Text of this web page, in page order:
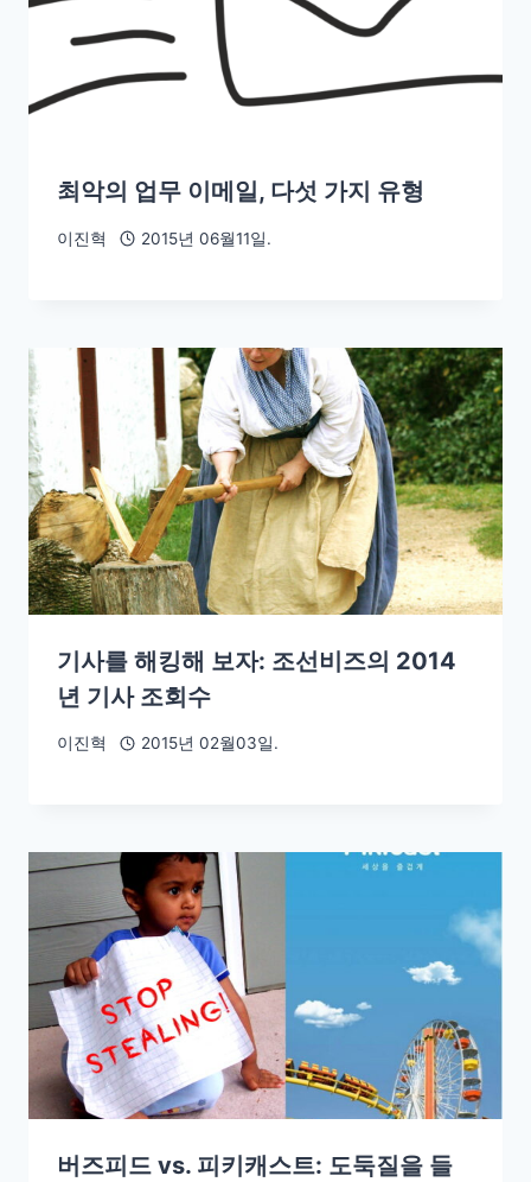
최악의 업무 이메일, 다섯 가지 유형
이진혁 2015년 06월11일.
기사를 해킹해 보자: 조선비즈의 2014
년 기사 조회수
이진혁 2015년 02월03일.
버즈피드 vs. 피키캐스트: 도둑질을 들